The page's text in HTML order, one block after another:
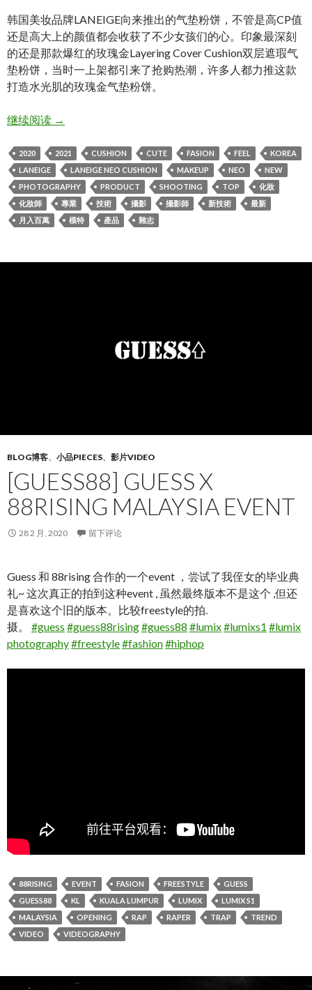
韩国美妆品牌LANEIGE向来推出的气垫粉饼，不管是高CP值
还是高大上的颜值都会收获了不少女孩们的心。印象最深刻
的还是那款爆红的玫瑰金Layering Cover Cushion双层遮瑕气
垫粉饼，当时一上架都引来了抢购热潮，许多人都力推这款
打造水光肌的玫瑰金气垫粉饼。
继续阅读Neo Cushion Matte – LANEIGE Make up shooting
→
2020 2021 CUSHION CUTE FASION FEEL
KOREA
LANEIGE
LANEIGE NEO CUSHION MAKEUP NEO
NEW
PHOTOGRAPHY
PRODUCT SHOOTING TOP
化妝
化妝師
專業 技術 攝影 攝影師 新技術
最新
月入百萬
模特 產品 雜志
BLOG博客、 小品PIECES、 影片VIDEO
[GUESS88] GUESS X
88RISING MALAYSIA EVENT
28 2 月, 2020 留下评论
Guess 和 88rising 合作的一个event ，尝试了我侄女的毕业典
礼~ 这次真正的拍到这种event , 虽然最终版本不是这个 ,但还
是喜欢这个旧的版本。比较freestyle的拍.
摄。 #guess #guess88rising#guess88 #lumix#lumixs1 #lumix
photography#freestyle#fashion#hiphop
88RISING EVENT FASION FREESTYLE
GUESS
GUESS88
KL KUALA LUMPUR LUMIX
LUMIX S1
MALAYSIA
OPENING RAP RAPER TRAP
TREND
VIDEO
VIDEOGRAPHY